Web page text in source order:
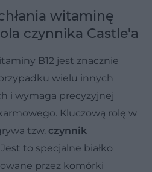
witaminę
czynnika Castle'a
B12 jest znacznie
wielu innych
i wymaga precyzyjnej
Kluczową rolę w
tzw. czynnik
Jest to specjalne białko
przez komórki